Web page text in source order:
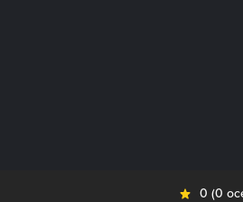
0 (0